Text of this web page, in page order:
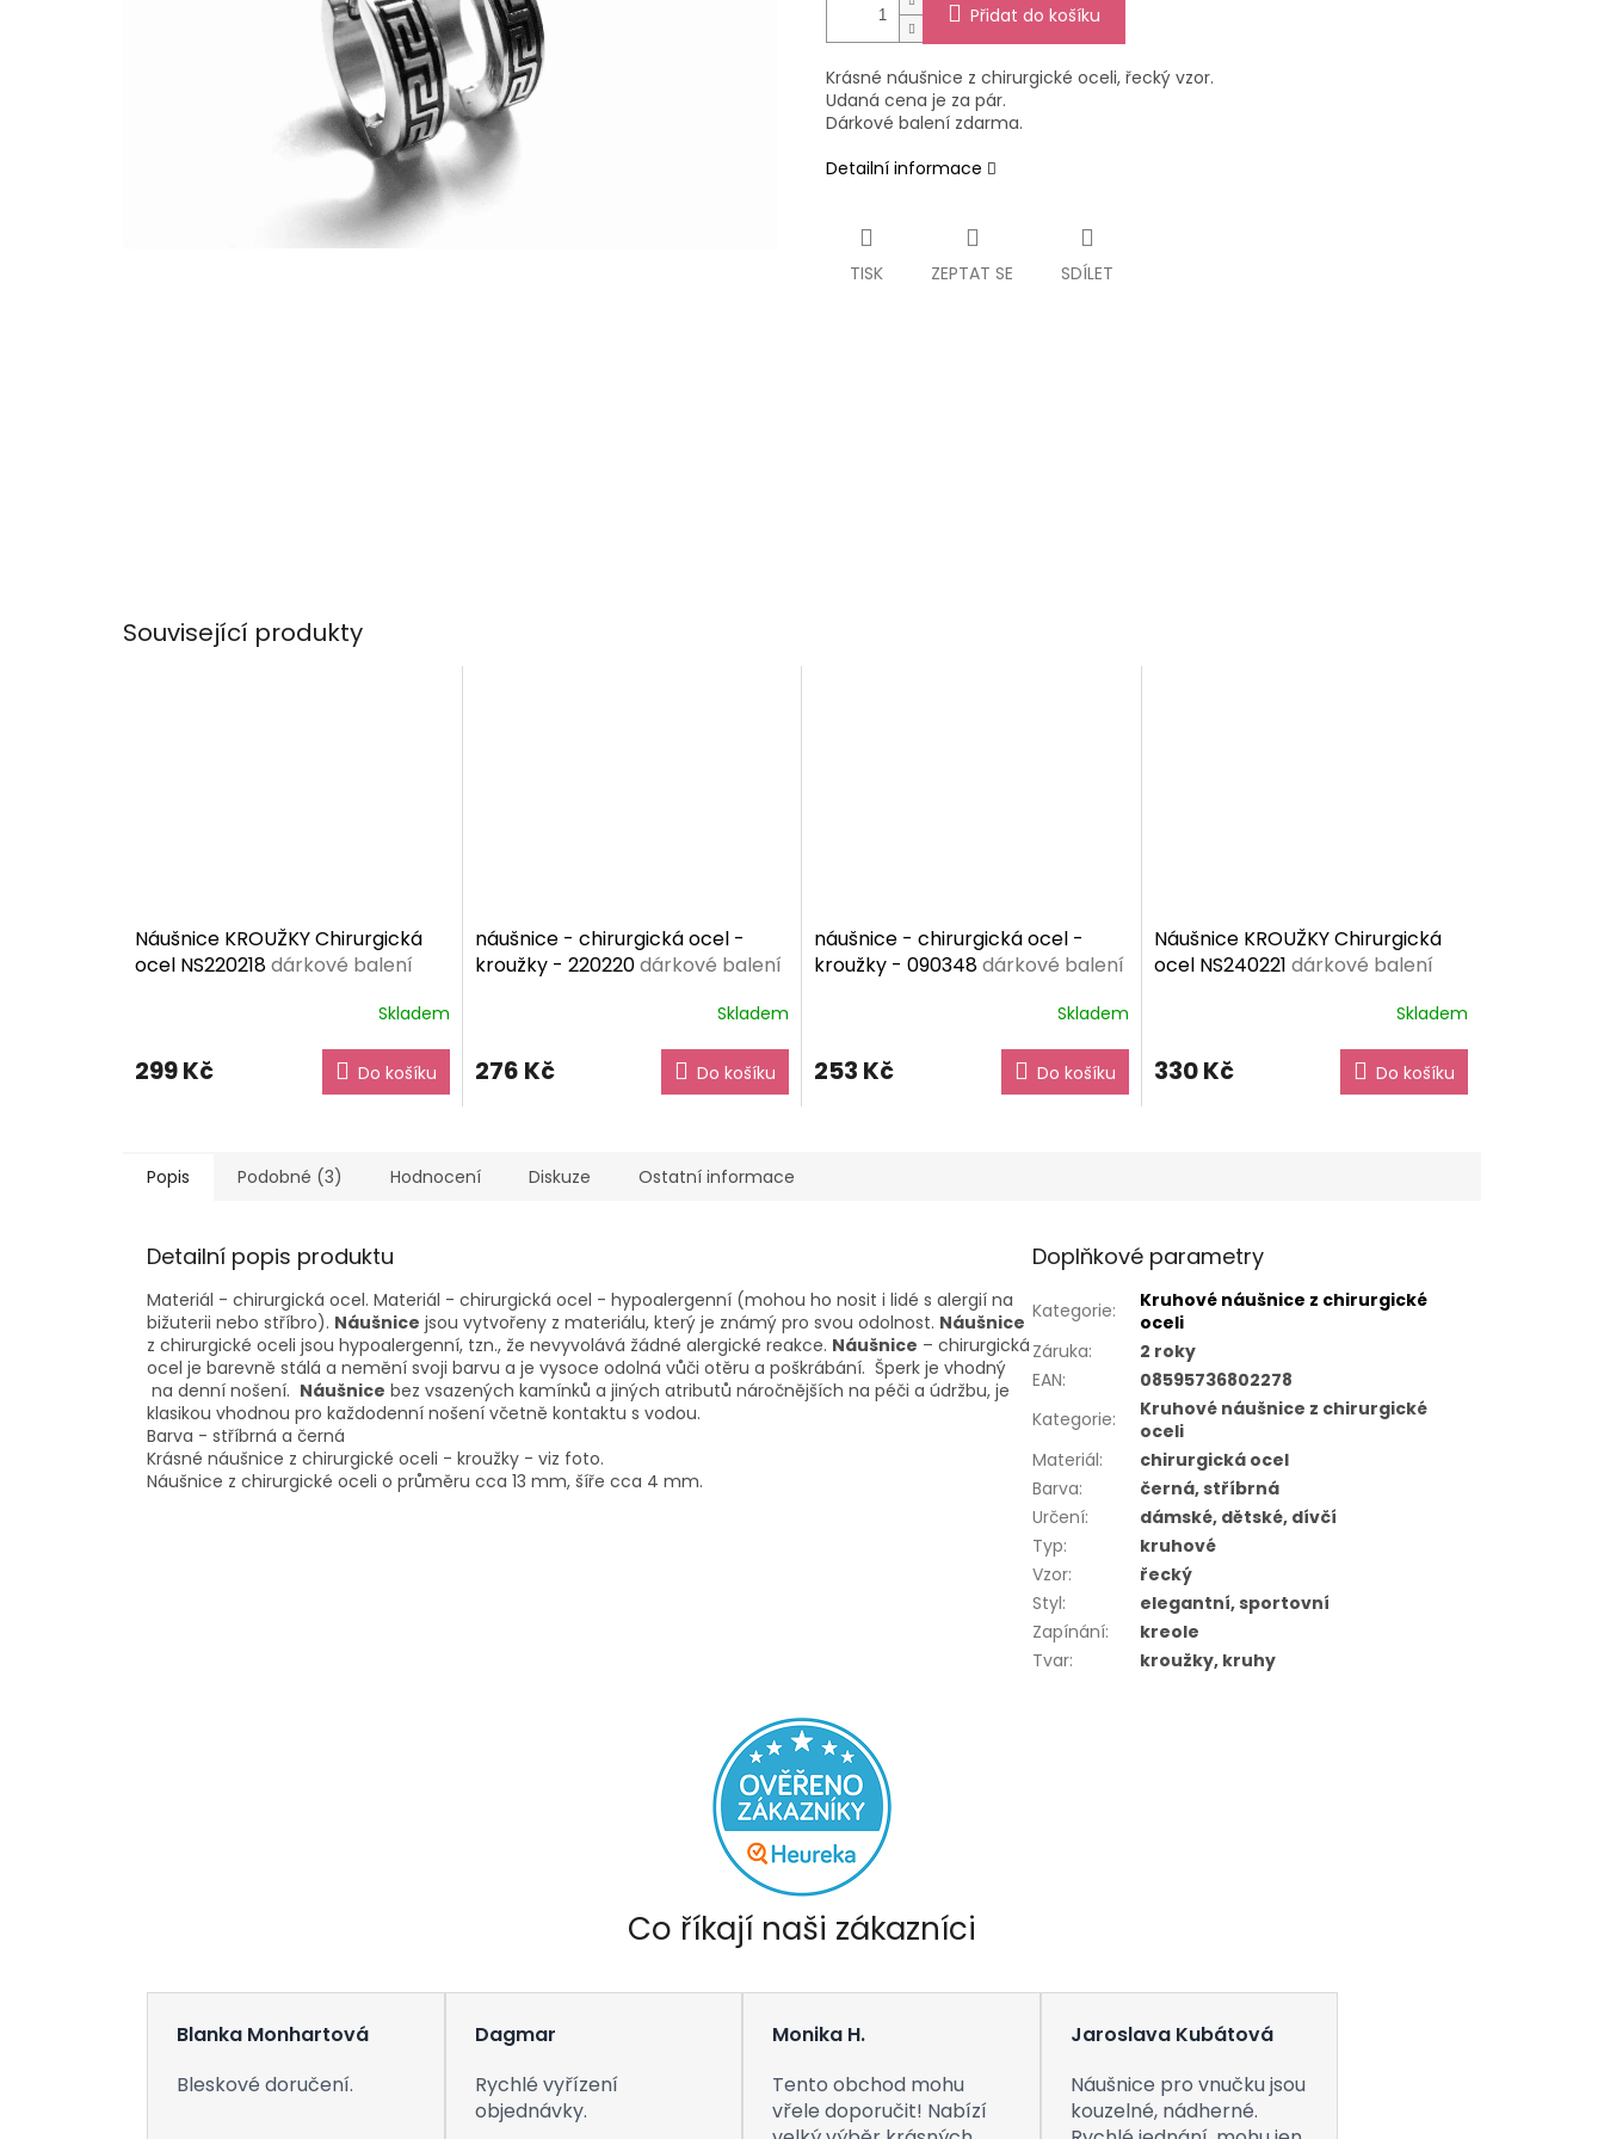
Přidat do košíku
Krásné náušnice z chirurgické oceli, řecký vzor.
Udaná cena je za pár.
Dárkové balení zdarma.
Detailní informace
TISK ZEPTAT SE SDÍLET
Související produkty
Náušnice KROUŽKY Chirurgická
ocel NS220218dárkové balení
Skladem
299 Kč Do košíku
náušnice - chirurgická ocel -
kroužky - 220220dárkové balení
Skladem
276 Kč Do košíku
náušnice - chirurgická ocel -
kroužky - 090348dárkové balení
Skladem
253 Kč Do košíku
Náušnice KROUŽKY Chirurgická
ocel NS240221 dárkové balení
Skladem
330 Kč Do košíku
Popis Podobné (3) Hodnocení Diskuze Ostatní informace
Detailní popis produktu
Materiál - chirurgická ocel. Materiál - chirurgická ocel - hypoalergenní (mohou ho nosit i lidé s alergií na
bižuterii nebo stříbro). Náušnice jsou vytvořeny z materiálu, který je známý pro svou odolnost. Náušnice
z chirurgické oceli jsou hypoalergenní, tzn., že nevyvolává žádné alergické reakce. Náušnice – chirurgická
ocel je barevně stálá a nemění svoji barvu a je vysoce odolná vůči otěru a poškrábání. Šperk je vhodný
na denní nošení. Náušnice bez vsazených kamínků a jiných atributů náročnějších na péči a údržbu, je
klasikou vhodnou pro každodenní nošení včetně kontaktu s vodou.
Barva - stříbrná a černá
Krásné náušnice z chirurgické oceli - kroužky - viz foto.
Náušnice z chirurgické oceli o průměru cca 13 mm, šíře cca 4 mm.
Doplňkové parametry
Kategorie:
Kruhové náušnice z chirurgické
oceli
Záruka:
2 roky
EAN:
08595736802278
Kategorie:
Kruhové náušnice z chirurgické
oceli
Materiál:
chirurgická ocel
Barva:
černá, stříbrná
Určení:
dámské, dětské, dívčí
Typ:
kruhové
Vzor:
řecký
Styl:
elegantní, sportovní
Zapínání:
kreole
Tvar: kroužky, kruhy
Co říkají naši zákazníci
Blanka Monhartová
Bleskové doručení.
Dagmar
Rychlé vyřízení
objednávky.
Monika H.
Tento obchod mohu
vřele doporučit! Nabízí
Jaroslava Kubátová
Náušnice pro vnučku jsou
kouzelné, nádherné.